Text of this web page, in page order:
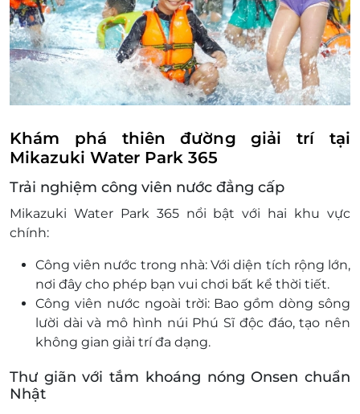
Số lượng E-Voucher áp dụng: 01 voucher/ 01 vé/
01 khách hàng.
Thông tin liên hệ đặt dịch vụ:
Khách hàng liên hệ đăng ký dịch vụ trước
khi đến để được phục vụ tốt nhất.
quý khách hàng vui lòng thông báo trước
với LifeLink về thời gian sử dung dịch vụ,
trước khi thanh toán, mọi trường hợp khiếu
nại sau khi thanh toán nhưng chưa liên hệ
Hướng dẫn sử dụng Voucher: Khách hàng
liên hệ đăng ký dịch vụ trước 02 ngày
(không tính thứ 7 và Chủ nhật) khi đến để
được sử dụng voucher. LifeLink và quầy soát
vé có thể không hỗ trợ được nếu khách
Điện thoại liên hệ: 1900 2065 - 0934 61 016 -
Khám phá thiên đường giải trí tại
Mikazuki Water Park 365
Trải nghiệm công viên nước đẳng cấp
Mikazuki Water Park 365 nổi bật với hai khu vực
chính:
Công viên nước trong nhà: Với diện tích rộng lớn,
nơi đây cho phép bạn vui chơi bất kể thời tiết.
Công viên nước ngoài trời: Bao gồm dòng sông
lười dài và mô hình núi Phú Sĩ độc đáo, tạo nên
không gian giải trí đa dạng.
Thư giãn với tắm khoáng nóng Onsen chuẩn
Nhật